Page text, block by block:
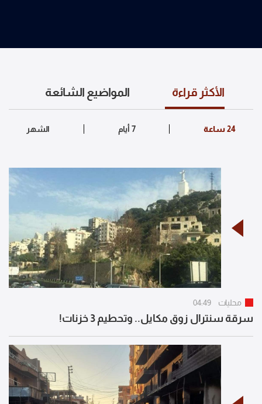
الأكثر قراءة المواضيع الشائعة
محليات 04:49
سرقة سنترال زوق مكايل.. وتحطيم 3 خزنات!